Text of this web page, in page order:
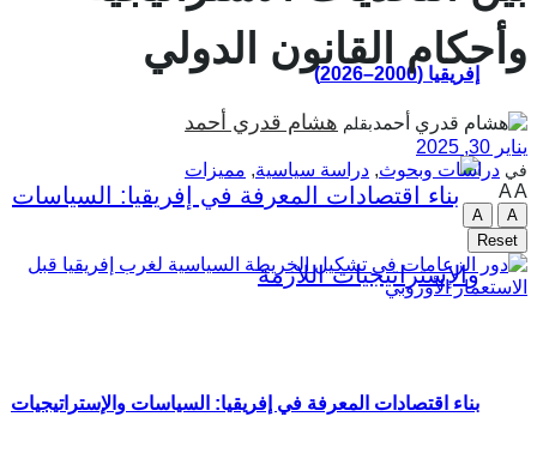
إفريقيا (2000–2026)
بناء اقتصادات المعرفة في إفريقيا: السياسات والإستراتيجيات
وأحكام القانون الدولي
بقلمهشام قدري أحمد
يناير 30, 2025
في دراسات وبحوث,دراسة سياسية,مميزات
AA
A
A
Reset